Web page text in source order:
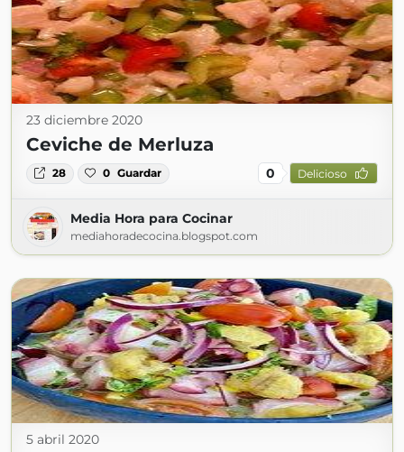
23 diciembre 2020
Ceviche de Merluza
28 0 Guardar 0 Delicioso
Media Hora para Cocinar
mediahoradecocina.blogspot.com
5 abril 2020